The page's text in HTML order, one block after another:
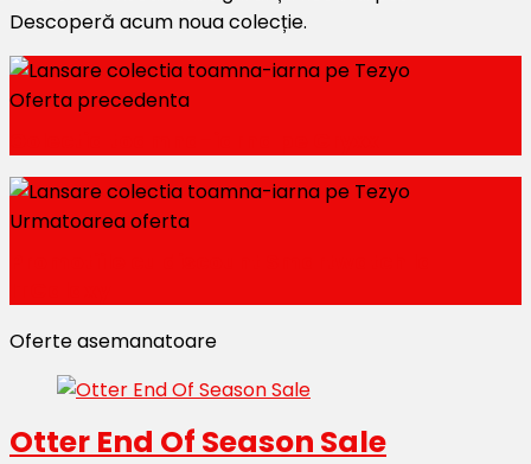
Descoperă acum noua colecție.
Oferta precedenta
Urmatoarea oferta
Oferte asemanatoare
Otter End Of Season Sale